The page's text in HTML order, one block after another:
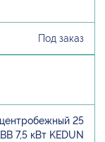
Под заказ
25
7,5 кВт KEDUN